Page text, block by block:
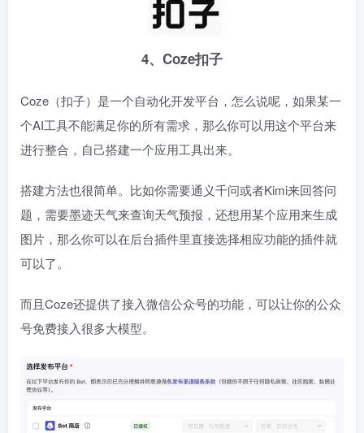
4、Coze扣子
Coze（扣子）是一个自动化开发平台，怎么说呢，如果某一
个AI工具不能满足你的所有需求，那么你可以用这个平台来
进行整合，自己搭建一个应用工具出来。
搭建方法也很简单。比如你需要通义千问或者Kimi来回答问
题，需要墨迹天气来查询天气预报，还想用某个应用来生成
图片，那么你可以在后台插件里直接选择相应功能的插件就
可以了。
而且Coze还提供了接入微信公众号的功能，可以让你的公众
号免费接入很多大模型。